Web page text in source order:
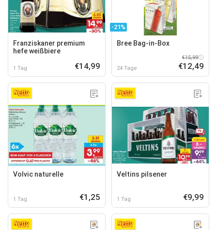
Franziskaner premium
hefe weißbiere
1 Tag €14,99
-21%
Bree Bag-in-Box
24 Tage
€15,99
€12,49
Volvic naturelle
1 Tag €1,25
Veltins pilsener
1 Tag €9,99